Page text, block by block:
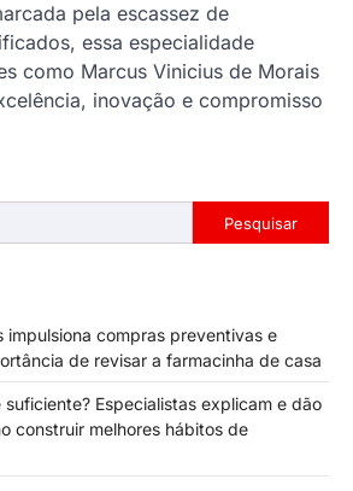
pela escassez de
essa especialidade
como Marcus Vinicius de Morais
inovação e compromisso
Pesquisar
impulsiona compras preventivas e
de revisar a farmacinha de casa
suficiente? Especialistas explicam e dão
construir melhores hábitos de